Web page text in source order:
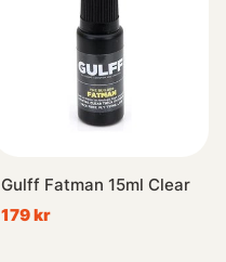
Gulff Fatman 15ml Clear
179 kr